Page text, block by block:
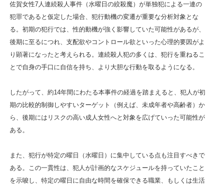
佐賀女性7人連続殺人事件（水曜日の絞殺魔）が単独犯による一連の
犯罪であると仮定した場合、犯行動機の変遷が重要な分析対象とな
る。初期の犯行では、性的動機が強く影響していた可能性があるが、
後期に至るにつれ、支配欲やコントロール欲といった心理的要因がよ
り顕著になったと考えられる。連続殺人犯の多くは、犯行を重ねるこ
とで自身の手口に自信を持ち、より大胆な行動を取るようになる。
したがって、約14年間にわたる本事件の経過を踏まえると、犯人が初
期の比較的制御しやすいターゲット（例えば、未成年者や高齢者）か
ら、後期にはリスクの高い成人女性へと対象を広げていった可能性が
ある。
また、犯行が特定の曜日（水曜日）に集中している点も注目すべきで
ある。この一貫性は、犯人が計画的なスケジュールを持っていたこと
を示唆し、特定の曜日に自由な時間を確保できる職業、もしくは生活